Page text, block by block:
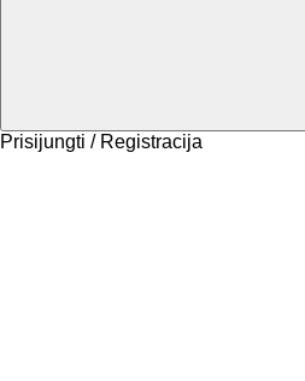
Prisijungti / Registracija